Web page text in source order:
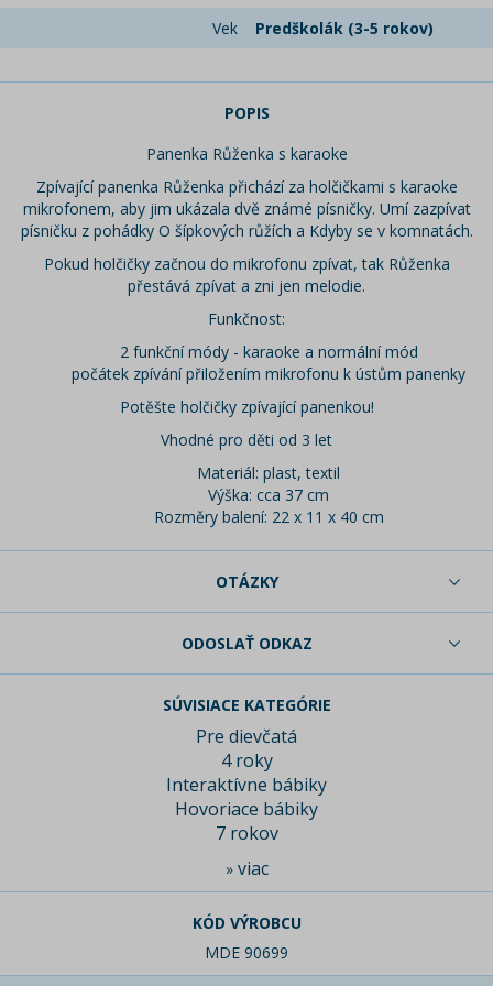
Vek
Predškolák (3-5 rokov)
POPIS
Panenka Růženka s karaoke
Zpívající panenka Růženka přichází za holčičkami s karaoke
mikrofonem, aby jim ukázala dvě známé písničky. Umí zazpívat
písničku z pohádky O šípkových růžích a Kdyby se v komnatách.
Pokud holčičky začnou do mikrofonu zpívat, tak Růženka
přestává zpívat a zni jen melodie.
Funkčnost:
2 funkční módy - karaoke a normální mód
počátek zpívání přiložením mikrofonu k ústům panenky
Potěšte holčičky zpívající panenkou!
Vhodné pro děti od 3 let
Materiál: plast, textil
Výška: cca 37 cm
Rozměry balení: 22 x 11 x 40 cm
OTÁZKY
ODOSLAŤ ODKAZ
SÚVISIACE KATEGÓRIE
Pre dievčatá
4 roky
Interaktívne bábiky
Hovoriace bábiky
7 rokov
» viac
KÓD VÝROBCU
MDE 90699